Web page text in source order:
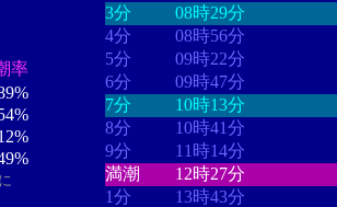
率
3分
08時29分
4分
08時56分
5分
09時22分
6分
09時47分
7分
10時13分
8分
10時41分
9分
11時14分
満潮
12時27分
1分
13時43分